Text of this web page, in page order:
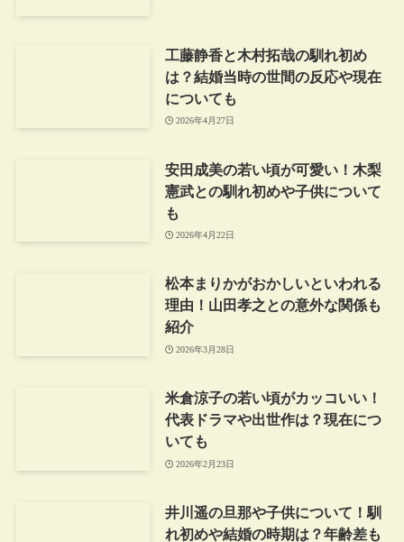
工藤静香と木村拓哉の馴れ初め
は？結婚当時の世間の反応や現在
についても
2026年4月27日
安田成美の若い頃が可愛い！木梨
憲武との馴れ初めや子供について
も
2026年4月22日
松本まりかがおかしいといわれる
理由！山田孝之との意外な関係も
紹介
2026年3月28日
米倉涼子の若い頃がカッコいい！
代表ドラマや出世作は？現在につ
いても
2026年2月23日
井川遥の旦那や子供について！馴
れ初めや結婚の時期は？年齢差も